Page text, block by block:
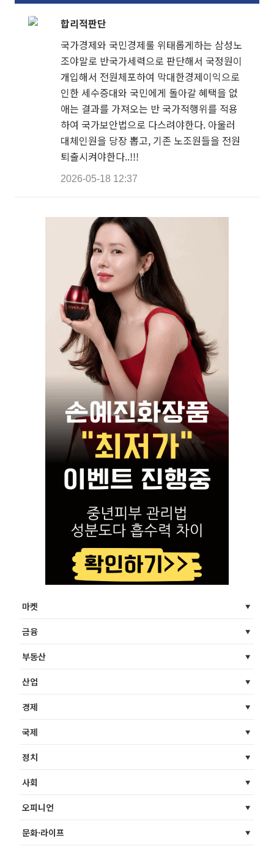
합리적판단
국가경제와 국민경제룰 위태롭게하는 삼성노
조야말로 반국가세력으로 판단해서 국정원이
개입해서 전원체포하여 막대한경제이익으로
인한 세수증대와 국민에게 돌아갈 혜택을 없
애는 결과를 가져오는 반 국가적행위를 적용
하여 국가보안법으로 다스려야한다. 아울러
대체인원을 당장 뽑고, 기존 노조원들을 전원
퇴출시켜야한다..!!!
2026-05-18 12:37
마켓
금융
부동산
산업
경제
국제
정치
사회
오피니언
문화·라이프